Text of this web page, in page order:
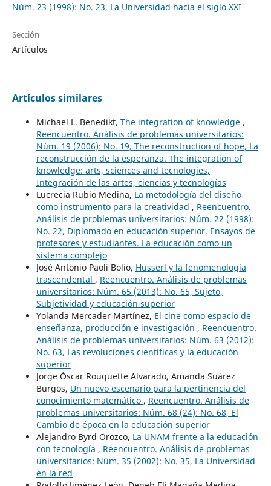
Núm. 23 (1998): No. 23, La Universidad hacia el siglo XXI
Sección
Artículos
Artículos similares
Michael L. Benedikt, The integration of knowledge ,
Reencuentro. Análisis de problemas universitarios:
Núm. 19 (2006): No. 19, The reconstruction of hope, La
reconstrucción de la esperanza. The integration of
knowledge: arts, sciences and tecnologies,
Integración de las artes, ciencias y tecnologías
Lucrecia Rubio Medina, La metodología del diseño
como instrumento para la creatividad , Reencuentro.
Análisis de problemas universitarios: Núm. 22 (1998):
No. 22, Diplomado en educación superior. Ensayos de
profesores y estudiantes. La educación como un
sistema complejo
José Antonio Paoli Bolio, Husserl y la fenomenología
trascendental , Reencuentro. Análisis de problemas
universitarios: Núm. 65 (2013): No. 65, Sujeto,
Subjetividad y educación superior
Yolanda Mercader Martínez, El cine como espacio de
enseñanza, producción e investigación , Reencuentro.
Análisis de problemas universitarios: Núm. 63 (2012):
No. 63, Las revoluciones científicas y la educación
superior
Jorge Óscar Rouquette Alvarado, Amanda Suárez
Burgos, Un nuevo escenario para la pertinencia del
conocimiento matemático , Reencuentro. Análisis de
problemas universitarios: Núm. 68 (24): No. 68, El
Cambio de época en la educación superior
Alejandro Byrd Orozco, La UNAM frente a la educación
con tecnología , Reencuentro. Análisis de problemas
universitarios: Núm. 35 (2002): No. 35, La Universidad
en la red